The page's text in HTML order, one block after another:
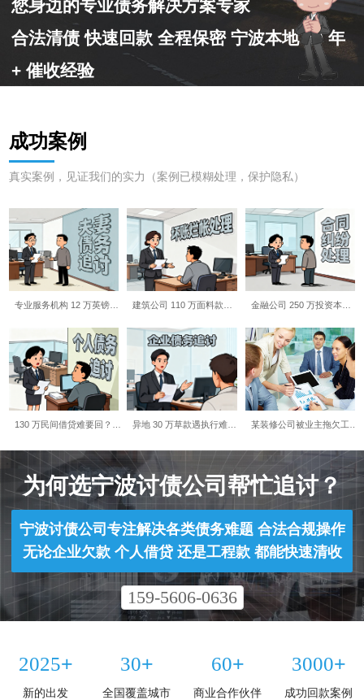
您身边的专业债务解决方案专家
合法清债 快速回款 全程保密 宁波本地 10 年
+ 催收经验
成功案例
真实案例，见证我们的实力（案例已模糊处理，保护隐私）
专业服务机构 12 万英镑…
130 万民间借贷难要回？…
建筑公司 110 万面料款…
异地 30 万草款遇执行难…
金融公司 250 万投资本…
某装修公司被业主拖欠工…
为何选宁波讨债公司帮忙追讨？​
宁波讨债公司专注解决各类债务难题 合法合规操作
无论企业欠款 个人借贷 还是工程款 都能快速清收
159-5606-0636
2025+
新的出发
30+
全国覆盖城市
60+
商业合作伙伴
3000+
成功回款案例